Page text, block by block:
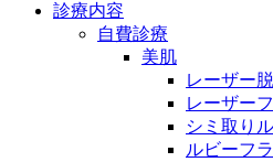
診療内容
自費診療
美肌
レーザー
レーザー
シミ取り
ルビーフ